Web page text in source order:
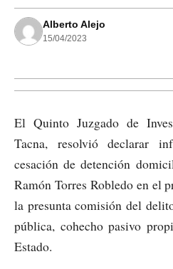
Alberto Alejo
15/04/2023
El Quinto Juzgado de
Tacna, resolvió declarar
cesación de detención
Ramón Torres Robledo en el
la presunta comisión del
pública, cohecho pasivo
Estado.